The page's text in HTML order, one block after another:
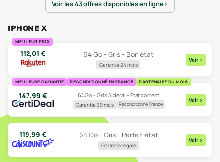
Voir les 43 offres disponibles en ligne
IPHONE X
MEILLEUR PRIX
112,01 € 64 Go - Gris - Bon état
Garantie 24 mois
Voir >
MEILLEURE GARANTIE RECONDITIONNÉ EN FRANCE PARTENAIRE DU MOIS
147,99 € 64 Go - Gris Sideral - État correct
Garantie 30 mois Reconditionné France
Voir >
119,99 € 64 Go - Gris - Parfait état
Garantie légale
Voir >